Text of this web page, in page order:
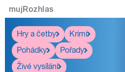
mujRozhlas
Hry a četby
Krimi
Pohádky
Pořady
Živé vysílání